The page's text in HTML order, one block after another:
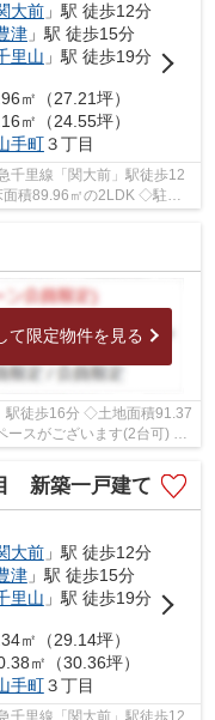
大前」駅 徒歩12分
津」駅 徒歩15分
里山 」駅 徒歩19分
㎡（27.21坪）
㎡（24.55坪）
手町３丁目
里線「関大前」駅徒歩12
積89.96㎡の2LDK ◇駐車
て限定物件を見る
徒歩16分 ◇土地面積91.37
ースがございます(2台可) ◇
新築一戸建て
大前」駅 徒歩12分
津」駅 徒歩15分
里山 」駅 徒歩19分
㎡（29.14坪）
㎡（30.36坪）
手町３丁目
里線「関大前」駅徒歩12